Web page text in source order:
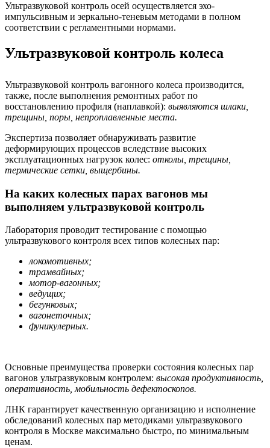
Ультразвуковой контроль осей осуществляется эхо-
импульсивным и зеркально-теневым методами в полном
соответствии с регламентными нормами.
Ультразвуковой контроль колеса
Ультразвуковой контроль вагонного колеса производится,
также, после выполнения ремонтных работ по
восстановлению профиля (наплавкой): выявляются шлаки,
трещины, поры, непроплавленные места.
Экспертиза позволяет обнаруживать развитие
деформирующих процессов вследствие высоких
эксплуатационных нагрузок колес: отколы, трещины,
термические сетки, выщербины.
На каких колесных парах вагонов мы
выполняем ультразвуковой контроль
Лаборатория проводит тестирование c помощью
ультразвукового контроля всех типов колесных пар:
локомотивных;
трамвайных;
мотор-вагонных;
ведущих;
бегунковых;
вагонеточных;
фуникулерных.
Основные преимущества проверки состояния колесных пар
вагонов ультразвуковым контролем: высокая продуктивность,
оперативность, мобильность дефектоскопов.
ЛНК гарантирует качественную организацию и исполнение
обследований колесных пар методиками ультразвукового
контроля в Москве максимально быстро, по минимальным
ценам.